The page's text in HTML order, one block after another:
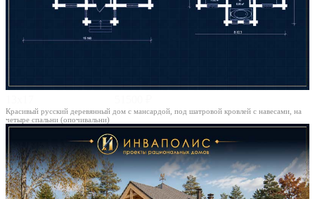
Красивый русский деревянный дом с мансардой, под шатровой кровлей с навесами, на
четыре спальни (опочивальни)